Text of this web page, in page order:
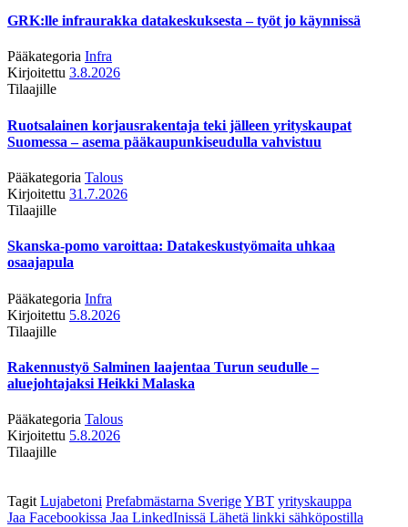
GRK:lle infraurakka datakeskuksesta – työt jo käynnissä
Pääkategoria Infra
Kirjoitettu 3.8.2026
Tilaajille
Ruotsalainen korjausrakentaja teki jälleen yrityskaupat
Suomessa – asema pääkaupunkiseudulla vahvistuu
Pääkategoria Talous
Kirjoitettu 31.7.2026
Tilaajille
Skanska-pomo varoittaa: Datakeskustyömaita uhkaa
osaajapula
Pääkategoria Infra
Kirjoitettu 5.8.2026
Tilaajille
Rakennustyö Salminen laajentaa Turun seudulle –
aluejohtajaksi Heikki Malaska
Pääkategoria Talous
Kirjoitettu 5.8.2026
Tilaajille
Tagit Lujabetoni Prefabmästarna SverigeYBT yrityskauppa
Jaa Facebookissa Jaa LinkedInissä Lähetä linkki sähköpostilla